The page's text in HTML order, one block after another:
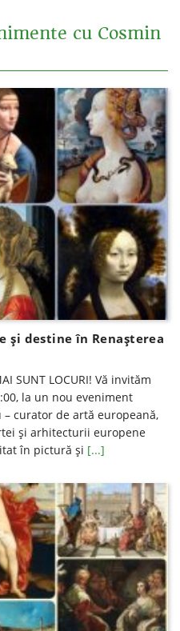
cu Cosmin
și destine în Renașterea
SUNT LOCURI! Vă invităm
la un nou eveniment
curator de artă europeană,
şi arhitecturii europene
în pictură şi [...]